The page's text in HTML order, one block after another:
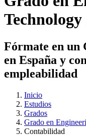
Fórmate en un
en España y
empleabilidad
Inicio
Estudios
Grados
Grado en
Contabilidad